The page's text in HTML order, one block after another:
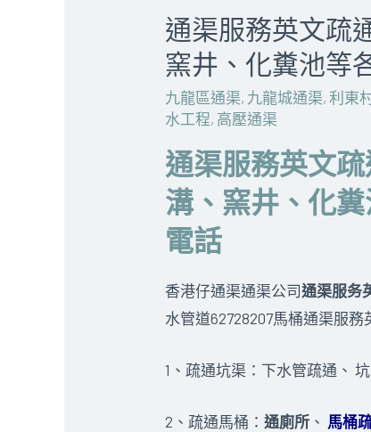
通渠服務英文疏
窯井、化糞池等
九龍區通渠, 九龍城通渠, 利東
水工程, 高壓通渠
通渠服務英文
溝、窯井、化
電話
香港仔通渠通渠公司通渠服务
水管道62728207馬桶通渠服
1、疏通坑渠：下水管疏通、
2、疏通馬桶：通廁所 、 馬桶